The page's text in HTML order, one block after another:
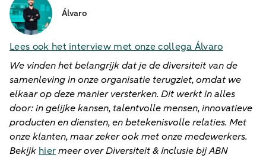
Álvaro
Lees ook het interview met onze collega Álvaro
We vinden het belangrijk dat je de diversiteit van de
samenleving in onze organisatie terugziet, omdat we
elkaar op deze manier versterken. Dit werkt in alles
door: in gelijke kansen, talentvolle mensen, innovatieve
producten en diensten, en betekenisvolle relaties. Met
onze klanten, maar zeker ook met onze medewerkers.
Bekijk hiermeer over Diversiteit & Inclusie bij ABN